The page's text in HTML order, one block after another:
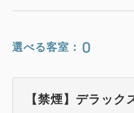
・冷やしシャンプー＆ト
選べる客室： 0
【禁煙】デラッ